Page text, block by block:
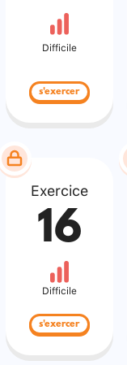
Difficile
s'exercer
Exercice
16
Difficile
s'exercer